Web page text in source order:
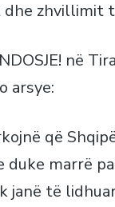
zhvillimit
në
arsye:
që
duke marrë
janë të